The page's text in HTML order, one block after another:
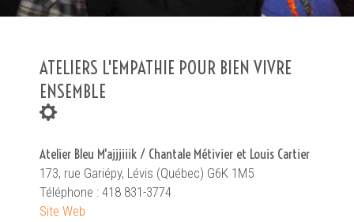
ATELIERS L'EMPATHIE POUR BIEN VIVRE
ENSEMBLE
Atelier Bleu M'ajjjiiik / Chantale Métivier et Louis Cartier
173, rue Gariépy, Lévis (Québec) G6K 1M5
Téléphone : 418 831-3774
Site Web